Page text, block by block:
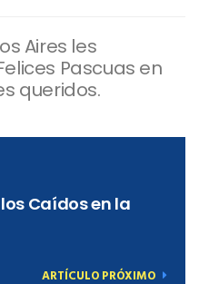
Aires les
Pascuas en
queridos.
Caídos en la
ARTÍCULO PRÓXIMO